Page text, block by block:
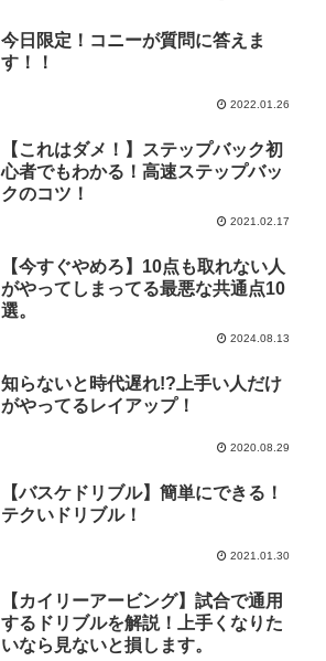
今日限定！コニーが質問に答えま
す！！
2022.01.26
【これはダメ！】ステップバック初
心者でもわかる！高速ステップバッ
クのコツ！
2021.02.17
【今すぐやめろ】10点も取れない人
がやってしまってる最悪な共通点10
選。
2024.08.13
知らないと時代遅れ!?上手い人だけ
がやってるレイアップ！
2020.08.29
【バスケドリブル】簡単にできる！
テクいドリブル！
2021.01.30
【カイリーアービング】試合で通用
するドリブルを解説！上手くなりた
いなら見ないと損します。